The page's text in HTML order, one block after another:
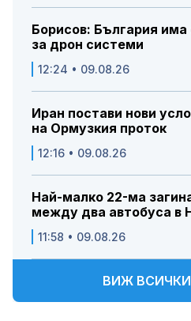
Борисов: България
за дрон системи
12:24 • 09.08.26
Иран постави нови
на Ормузкия проток
12:16 • 09.08.26
Най-малко 22-ма
между два автобуса в
11:58 • 09.08.26
ВИЖ